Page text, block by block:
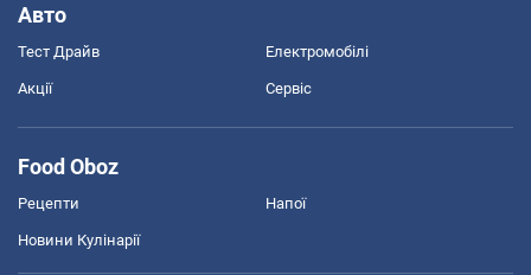
Авто
Тест Драйв Електромобілі
Акції Сервіс
Food Oboz
Рецепти Напої
Новини Кулінарії